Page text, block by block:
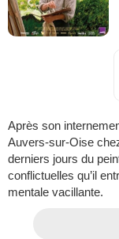
Après son
Auvers-sur-Oise
derniers jours du
conflictuelles qu’il
mentale vacillante.